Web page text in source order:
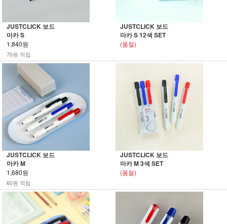
JUSTCLICK 보드
마카 S
1,840원
70원 적립
JUSTCLICK 보드
마카 S 12색 SET
(품절)
JUSTCLICK 보드
마카 M
1,680원
60원 적립
JUSTCLICK 보드
마카 M 3색 SET
(품절)